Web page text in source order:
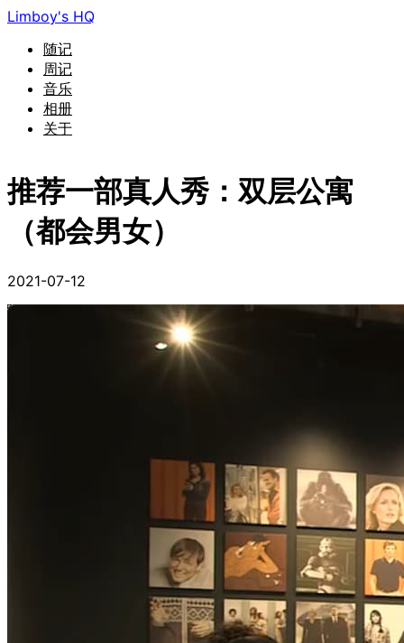
Limboy's HQ
随记
周记
音乐
相册
关于
推荐一部真人秀：双层公寓
（都会男女）
2021-07-12